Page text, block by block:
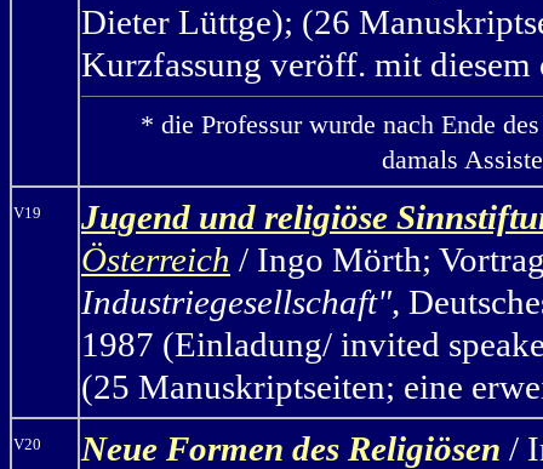
Dieter Lüttge); (26
Kurzfassung veröff. mit
* die Professur wurde nach Ende
damals
V19
Jugend und religiöse
Österreich / Ingo Mörth;
Industriegesellschaft",
1987 (Einladung/ invited
(25 Manuskriptseiten; eine
V20 Neue Formen des Religiösen /